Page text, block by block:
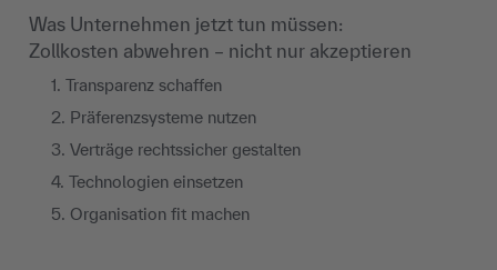
Was Unternehmen jetzt tun müssen:
Zollkosten abwehren – nicht nur akzeptieren
1. Transparenz schaffen
2. Präferenzsysteme nutzen
3. Verträge rechtssicher gestalten
4. Technologien einsetzen
5. Organisation fit machen